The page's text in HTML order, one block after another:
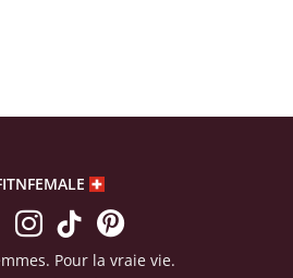
Pour la vraie vie.